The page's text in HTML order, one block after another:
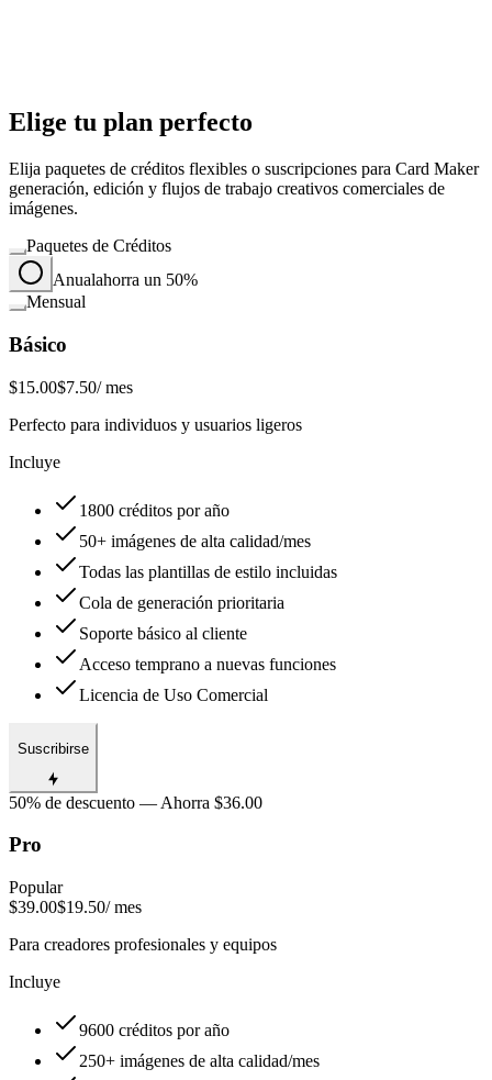
Elige tu plan perfecto
Elija paquetes de créditos flexibles o suscripciones para Card Maker
generación, edición y flujos de trabajo creativos comerciales de
imágenes.
Paquetes de Créditos
Anualahorra un 50%
Mensual
Básico
$15.00$7.50/ mes
Perfecto para individuos y usuarios ligeros
Incluye
1800 créditos por año
50+ imágenes de alta calidad/mes
Todas las plantillas de estilo incluidas
Cola de generación prioritaria
Soporte básico al cliente
Acceso temprano a nuevas funciones
Licencia de Uso Comercial
Suscribirse
50% de descuento — Ahorra $36.00
Pro
Popular
$39.00$19.50/ mes
Para creadores profesionales y equipos
Incluye
9600 créditos por año
250+ imágenes de alta calidad/mes